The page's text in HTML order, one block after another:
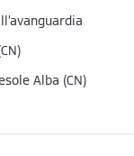
Alba (CN)